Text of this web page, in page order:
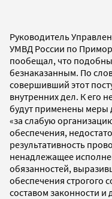
Руководитель
УМВД России по
пообещал, что
безнаказанным. По
совершивший этот
внутренних дел. К его
будут применены меры
«за слабую
обеспечения,
результативность
ненадлежащее
обязанностей,
обеспечения
составом законности